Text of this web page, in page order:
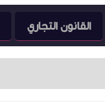
القانون التجاري